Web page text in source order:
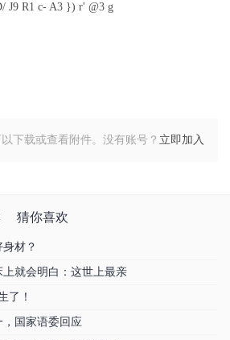
J9 R1 c- A3 }) r' @3 g
下载或查看附件。没有账号？ 立即加入
猜你喜欢
材？
就会明白：这世上最亲
了！
国家语委回应